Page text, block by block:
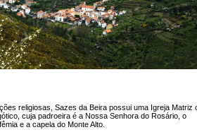
religiosas, Sazes da Beira possui uma Igreja Matriz
cuja padroeira é a Nossa Senhora do Rosário, o
e a capela do Monte Alto.